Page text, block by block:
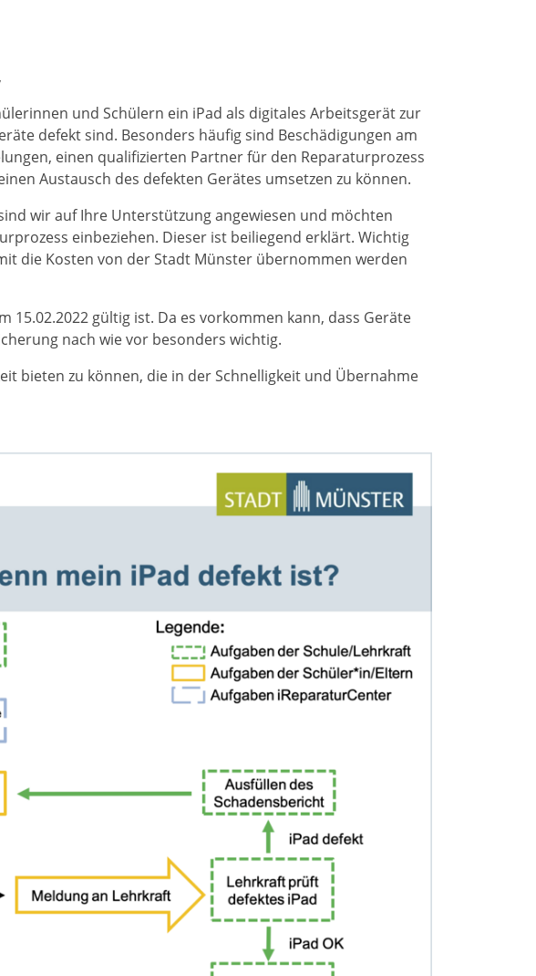
und Schülern ein iPad als digitales Arbeitsgerät zur
defekt sind. Besonders häufig sind Beschädigungen am
einen qualifizierten Partner für den Reparaturprozess
Austausch des defekten Gerätes umsetzen zu können.
wir auf Ihre Unterstützung angewiesen und möchten
einbeziehen. Dieser ist beiliegend erklärt. Wichtig
die Kosten von der Stadt Münster übernommen werden
15.02.2022 gültig ist. Da es vorkommen kann, dass Geräte
nach wie vor besonders wichtig.
bieten zu können, die in der Schnelligkeit und Übernahme